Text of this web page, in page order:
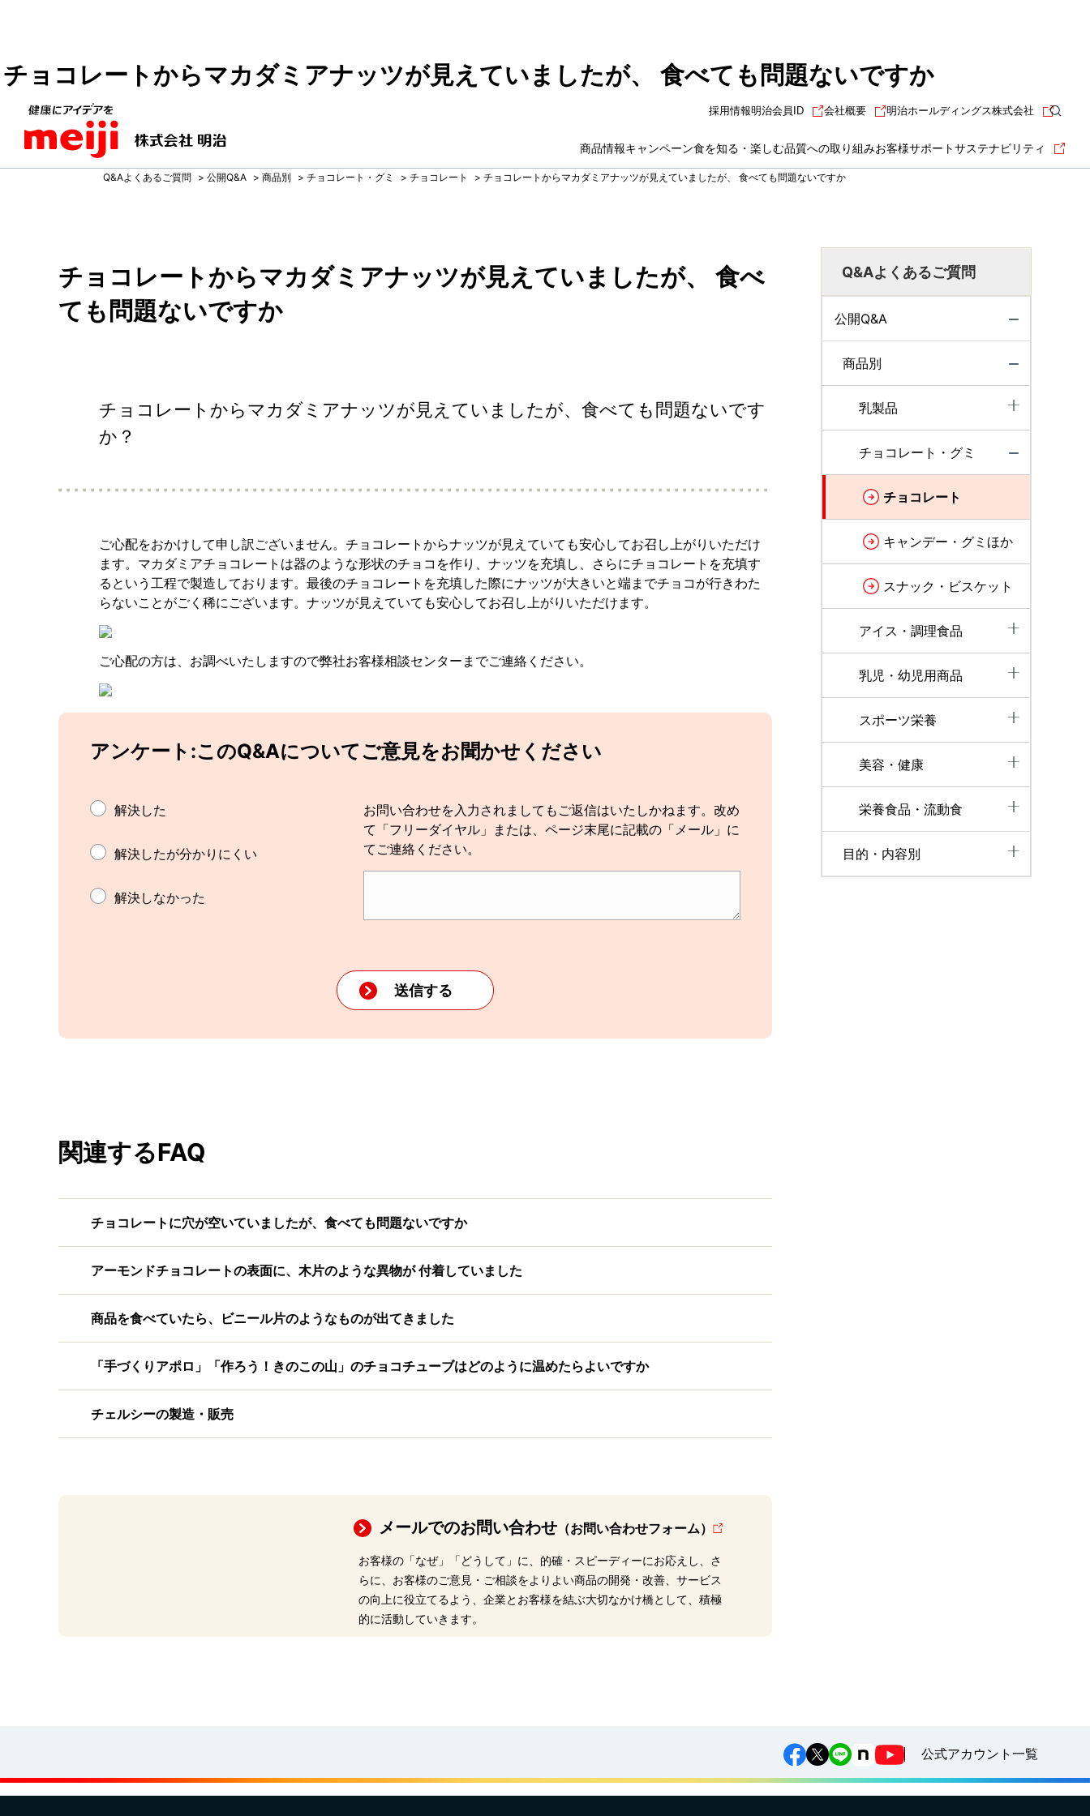
チョコレートからマカダミアナッツが見えていましたが、 食べても問題ないですか
商品情報キャンペーン食を知る・楽しむ品質への取り組みお客様サポートサステナビリティ
採用情報明治会員ID 会社概要 明治ホールディングス株式会社
Q&Aよくあるご質問 > 公開Q&A > 商品別 > チョコレート・グミ > チョコレート > チョコレートからマカダミアナッツが見えていましたが、 食べても問題ないですか
Q&Aよくあるご質問
公開Q&A
商品別
乳製品
チョコレート・グミ
チョコレート
キャンデー・グミほか
スナック・ビスケット
アイス・調理食品
乳児・幼児用商品
スポーツ栄養
美容・健康
栄養食品・流動食
目的・内容別
チョコレートからマカダミアナッツが見えていましたが、 食べ
ても問題ないですか
チョコレートからマカダミアナッツが見えていましたが、食べても問題ないです
か？
ご心配をおかけして申し訳ございません。チョコレートからナッツが見えていても安心してお召し上がりいただけ
ます。マカダミアチョコレートは器のような形状のチョコを作り、ナッツを充填し、さらにチョコレートを充填す
るという工程で製造しております。最後のチョコレートを充填した際にナッツが大きいと端までチョコが行きわた
らないことがごく稀にございます。ナッツが見えていても安心してお召し上がりいただけます。
ご心配の方は、お調べいたしますので弊社お客様相談センターまでご連絡ください。
アンケート:このQ&Aについてご意見をお聞かせください
解決した
解決したが分かりにくい
解決しなかった
お問い合わせを入力されましてもご返信はいたしかねます。改め
て「フリーダイヤル」または、ページ末尾に記載の「メール」に
てご連絡ください。
関連するFAQ
チョコレートに穴が空いていましたが、食べても問題ないですか
アーモンドチョコレートの表面に、木片のような異物が 付着していました
商品を食べていたら、ビニール片のようなものが出てきました
「手づくりアポロ」「作ろう！きのこの山」のチョコチューブはどのように温めたらよいですか
チェルシーの製造・販売
メールでのお問い合わせ（お問い合わせフォーム）
お客様の「なぜ」「どうして」に、的確・スピーディーにお応えし、さ
らに、お客様のご意見・ご相談をよりよい商品の開発・改善、サービス
の向上に役立てるよう、企業とお客様を結ぶ大切なかけ橋として、積極
的に活動していきます。
公式アカウント一覧